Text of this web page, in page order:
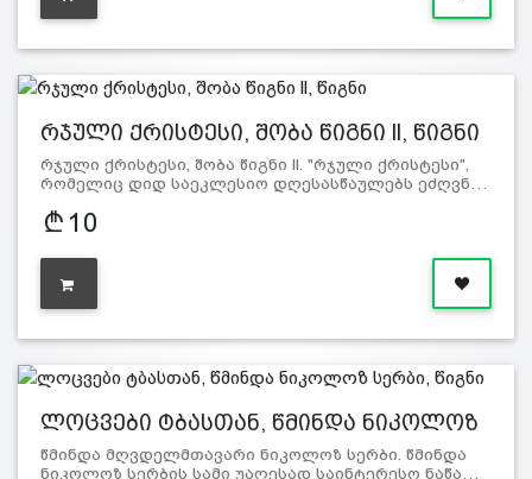
რჯული ქრისტესი, შობა წიგნი ll, წიგნი
რჯული ქრისტესი, შობა წიგნი ll. "რჯული ქრისტესი",
რომელიც დიდ საეკლესიო დღესასწაულებს ეძღვნ…
10
ლოცვები ტბასთან, წმინდა ნიკოლოზ
წმინდა მღვდელმთავარი ნიკოლოზ სერბი. წმინდა
ნიკოლოზ სერბის სამი უაღესად საინტერესო ნაწა…